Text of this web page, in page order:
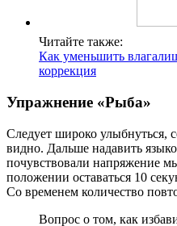
Читайте также:
Как уменьшить
коррекция
Упражнение «Рыба»
Следует широко улыбнуться,
видно. Дальше надавить
почувствовали напряжение
положении оставаться 10
Со временем количество
Вопрос о том, как